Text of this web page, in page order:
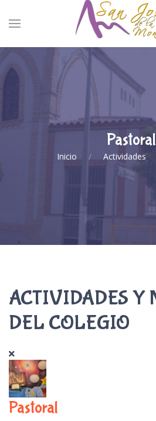
Pastoral
Inicio Actividades
ACTIVIDADES Y
DEL COLEGIO
Pastoral